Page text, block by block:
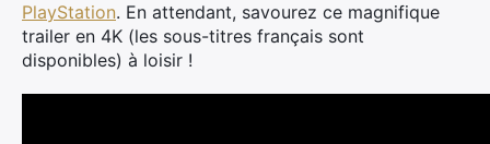
PlayStation. En attendant, savourez ce magnifique
trailer en 4K (les sous-titres français sont
disponibles) à loisir !